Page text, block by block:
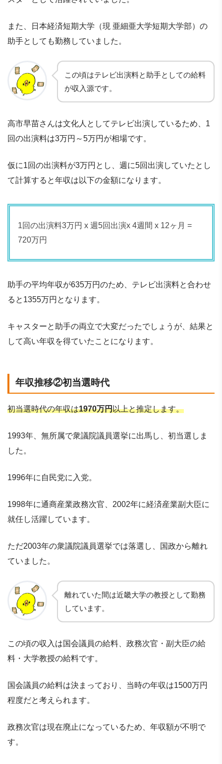
また、日本経済短期大学（現 亜細亜大学短期大学部）の
助手としても勤務していました。
この頃はテレビ出演料と助手としての給料
が収入源です。
高市早苗さんは文化人としてテレビ出演しているため、1
回の出演料は3万円～5万円が相場です。
仮に1回の出演料が3万円とし、週に5回出演していたとし
て計算すると年収は以下の金額になります。
1回の出演料3万円 x 週5回出演x 4週間 x 12ヶ月 =
720万円
助手の平均年収が635万円のため、テレビ出演料と合わせ
ると1355万円となります。
キャスターと助手の両立で大変だったでしょうが、結果と
して高い年収を得ていたことになります。
年収推移②初当選時代
初当選時代の年収は1970万円以上と推定します。
1993年、無所属で衆議院議員選挙に出馬し、初当選しま
した。
1996年に自民党に入党。
1998年に通商産業政務次官、2002年に経済産業副大臣に
就任し活躍しています。
ただ2003年の衆議院議員選挙では落選し、国政から離れ
ていました。
離れていた間は近畿大学の教授として勤務
しています。
この頃の収入は国会議員の給料、政務次官・副大臣の給
料・大学教授の給料です。
国会議員の給料は決まっており、当時の年収は1500万円
程度だと考えられます。
政務次官は現在廃止になっているため、年収額が不明で
す。